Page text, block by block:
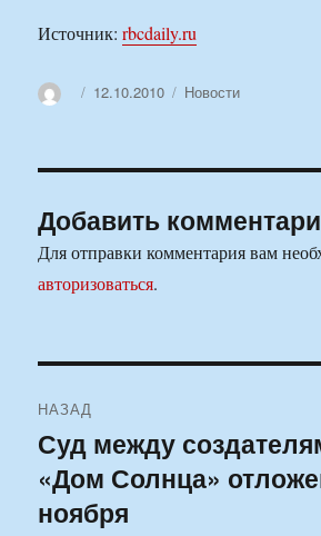
Источник:rbcdaily.ru
АвторОпубликовано
12.10.2010 Рубрики
Новости
Добавить
Для отправки комментария вам
авторизоваться.
по
записям
НАЗАД
Предыдущая
запись:
Суд между
«Дом Солнца»
ноября